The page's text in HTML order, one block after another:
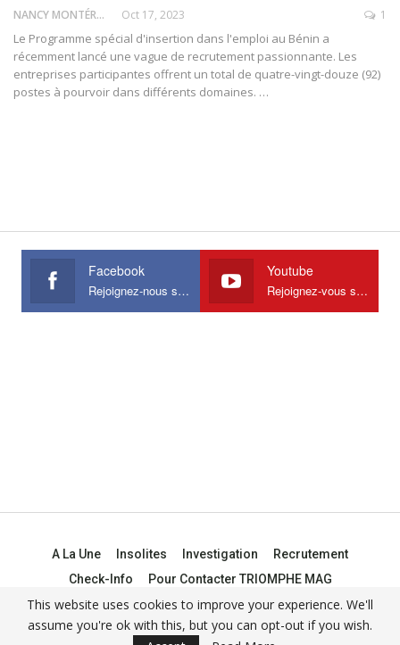
NANCY MONTÉRO Oct 17, 2023 1
Le Programme spécial d'insertion dans l'emploi au Bénin a
récemment lancé une vague de recrutement passionnante. Les
entreprises participantes offrent un total de quatre-vingt-douze (92)
postes à pourvoir dans différents domaines. …
Facebook
Rejoignez-nous sur Facebook
Youtube
Rejoignez-vous sur Youtube
A La Une Insolites Investigation
Recrutement
Check-Info
Pour Contacter TRIOMPHE MAG
© 2021 -Triomphe Mag
This website uses cookies to improve your experience. We'll
assume you're ok with this, but you can opt-out if you wish.